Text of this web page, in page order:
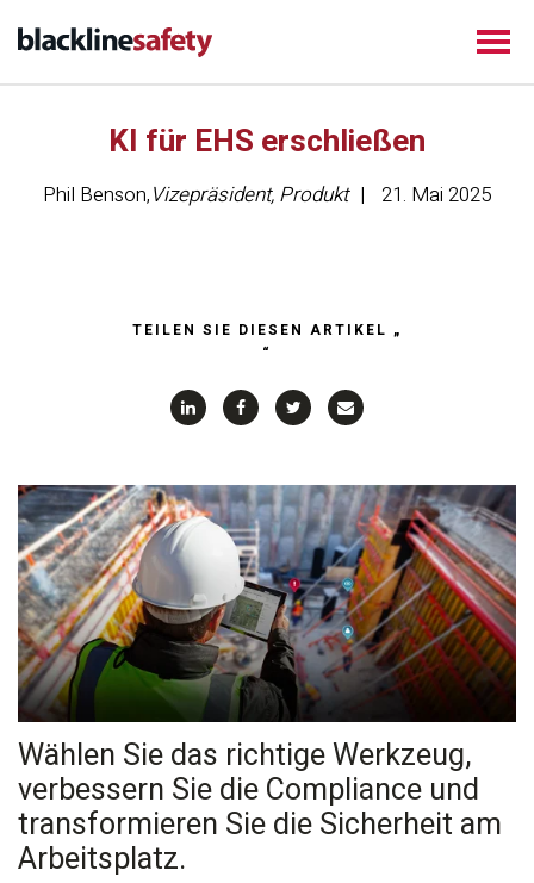
KI für EHS erschließen
Phil Benson,Vizepräsident, Produkt 21. Mai 2025
TEILEN SIE DIESEN ARTIKEL „
“
Wählen Sie das richtige Werkzeug,
verbessern Sie die Compliance und
transformieren Sie die Sicherheit am
Arbeitsplatz.